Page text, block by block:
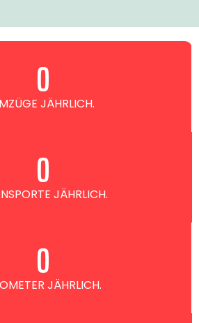
JÄHRLICH.
0
JÄHRLICH.
0
JÄHRLICH.
0